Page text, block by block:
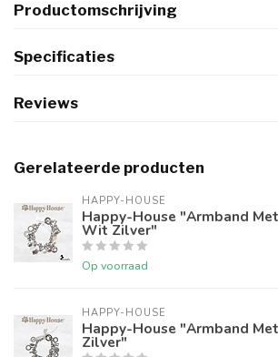
Productomschrijving
Specificaties
Reviews
Gerelateerde producten
HAPPY-HOUSE
Happy-House "Armband
Wit Zilver"
Op voorraad
HAPPY-HOUSE
Happy-House "Armband
Zilver"